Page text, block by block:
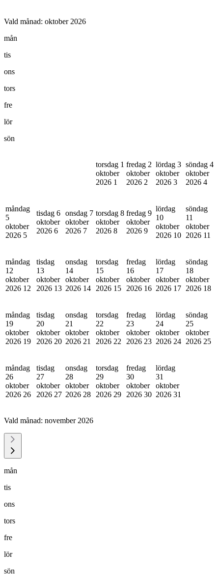
Vald månad: oktober 2026
mån
tis
ons
tors
fre
lör
sön
torsdag 1
oktober
2026 1
fredag 2
oktober
2026 2
lördag 3
oktober
2026 3
söndag 4
oktober
2026 4
måndag
5
oktober
2026 5
tisdag 6
oktober
2026 6
onsdag 7
oktober
2026 7
torsdag 8
oktober
2026 8
fredag 9
oktober
2026 9
lördag
10
oktober
2026 10
söndag
11
oktober
2026 11
måndag
12
oktober
2026 12
tisdag
13
oktober
2026 13
onsdag
14
oktober
2026 14
torsdag
15
oktober
2026 15
fredag
16
oktober
2026 16
lördag
17
oktober
2026 17
söndag
18
oktober
2026 18
måndag
19
oktober
2026 19
tisdag
20
oktober
2026 20
onsdag
21
oktober
2026 21
torsdag
22
oktober
2026 22
fredag
23
oktober
2026 23
lördag
24
oktober
2026 24
söndag
25
oktober
2026 25
måndag
26
oktober
2026 26
tisdag
27
oktober
2026 27
onsdag
28
oktober
2026 28
torsdag
29
oktober
2026 29
fredag
30
oktober
2026 30
lördag
31
oktober
2026 31
Vald månad: november 2026
mån
tis
ons
tors
fre
lör
sön